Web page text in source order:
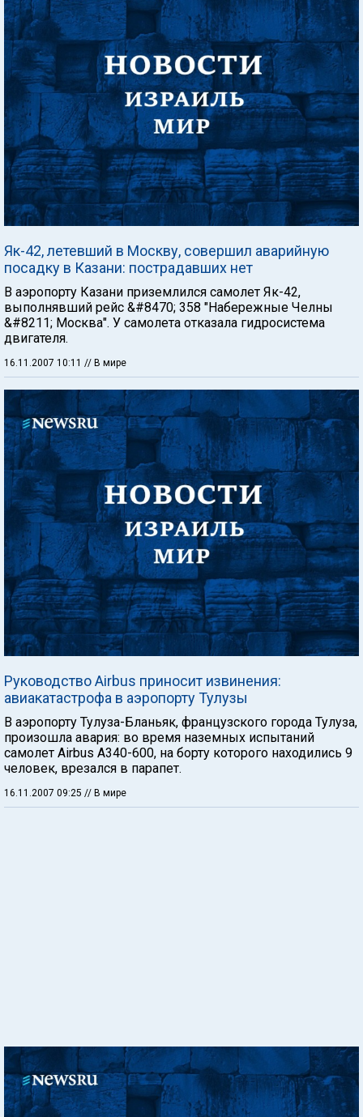
Як-42, летевший в Москву, совершил аварийную
посадку в Казани: пострадавших нет
В аэропорту Казани приземлился самолет Як-42,
выполнявший рейс &#8470; 358 "Набережные Челны
&#8211; Москва". У самолета отказала гидросистема
двигателя.
16.11.2007 10:11 // В мире
Руководство Airbus приносит извинения:
авиакатастрофа в аэропорту Тулузы
В аэропорту Тулуза-Бланьяк, французского города Тулуза,
произошла авария: во время наземных испытаний
самолет Airbus A340-600, на борту которого находились 9
человек, врезался в парапет.
16.11.2007 09:25 // В мире